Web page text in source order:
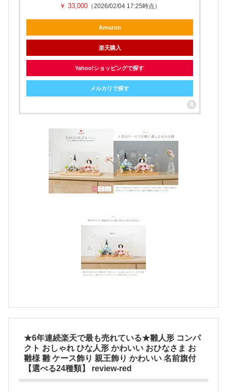
￥ 33,000（2026/02/04 17:25時点）
Amazon
楽天購入
Yahoo!ショッピングで探す
メルカリで探す
★6年連続楽天で最も売れている★雛人形 コンパ
クト おしゃれ ひな人形 かわいい おひなさま お
雛様 雛 ケース飾り 親王飾り かわいい 名前旗付
【選べる24種類】 review-red